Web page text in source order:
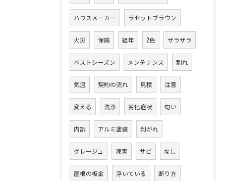
ハウスメーカー ラセットブラウン
火災 保険 経年 2色 ザラザラ
ベストシーズン メンテナンス 割れ
気温 契約の流れ 見積 注意
変える 洗浄 劣化症状 匂い
内訳 アルミ塗装 剥がれ
グレージュ 凍害 サビ なし
屋根の板金 浮いている 断り方